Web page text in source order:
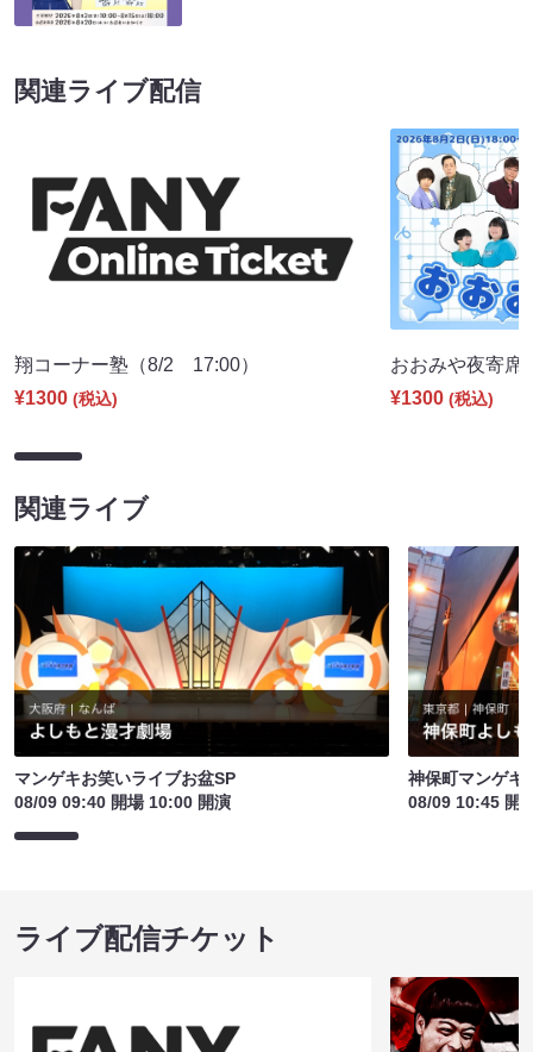
関連ライブ配信
翔コーナー塾（8/2 17:00）
¥1300 (税込)
おおみや夜寄
¥1300 (税込)
関連ライブ
マンゲキお笑いライブお盆SP
08/09 09:40 開場 10:00 開演
神保町マンゲキ
08/09 10:45 開
ライブ配信チケット